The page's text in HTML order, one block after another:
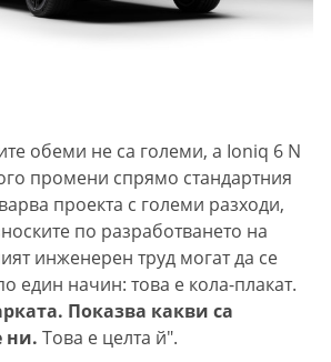
обеми не са големи, а Ioniq 6 N
промени спрямо стандартния
проекта с големи разходи,
по разработването на
инженерен труд могат да се
един начин: това е кола-плакат.
Показва какви са
ни. Това е целта й".